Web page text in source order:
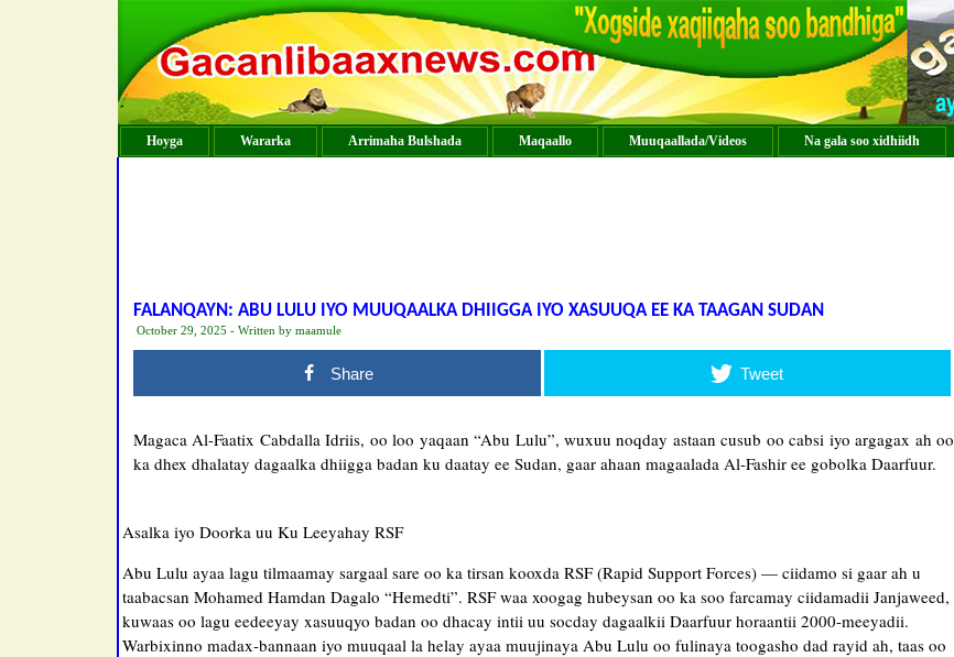
Hoyga Wararka Arrimaha Bulshada Maqaallo Muuqaallada/Videos Na gala soo xidhiidh
FALANQAYN: ABU LULU IYO MUUQAALKA DHIIGGA IYO XASUUQA EE KA TAAGAN SUDAN
October 29, 2025 - Written by maamule
Share Tweet
Magaca Al-Faatix Cabdalla Idriis, oo loo yaqaan “Abu Lulu”, wuxuu noqday astaan cusub oo cabsi iyo argagax ah oo
ka dhex dhalatay dagaalka dhiigga badan ku daatay ee Sudan, gaar ahaan magaalada Al-Fashir ee gobolka Daarfuur.
Asalka iyo Doorka uu Ku Leeyahay RSF
Abu Lulu ayaa lagu tilmaamay sargaal sare oo ka tirsan kooxda RSF (Rapid Support Forces) — ciidamo si gaar ah u
taabacsan Mohamed Hamdan Dagalo “Hemedti”. RSF waa xoogag hubeysan oo ka soo farcamay ciidamadii Janjaweed,
kuwaas oo lagu eedeeyay xasuuqyo badan oo dhacay intii uu socday dagaalkii Daarfuur horaantii 2000-meeyadii.
Warbixinno madax-bannaan iyo muuqaal la helay ayaa muujinaya Abu Lulu oo fulinaya toogasho dad rayid ah, taas oo